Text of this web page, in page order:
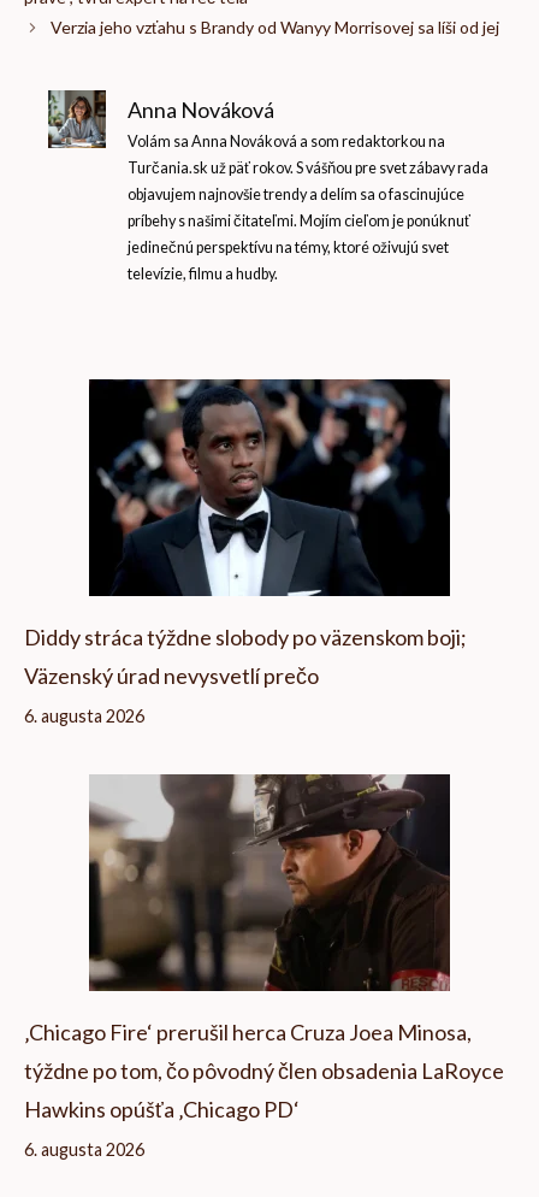
Verzia jeho vzťahu s Brandy od Wanyy Morrisovej sa líši od jej
Anna Nováková
Volám sa Anna Nováková a som redaktorkou na
Turčania.sk už päť rokov. S vášňou pre svet zábavy rada
objavujem najnovšie trendy a delím sa o fascinujúce
príbehy s našimi čitateľmi. Mojím cieľom je ponúknuť
jedinečnú perspektívu na témy, ktoré oživujú svet
televízie, filmu a hudby.
Diddy stráca týždne slobody po väzenskom boji;
Väzenský úrad nevysvetlí prečo
6. augusta 2026
‚Chicago Fire‘ prerušil herca Cruza Joea Minosa,
týždne po tom, čo pôvodný člen obsadenia LaRoyce
Hawkins opúšťa ‚Chicago PD‘
6. augusta 2026